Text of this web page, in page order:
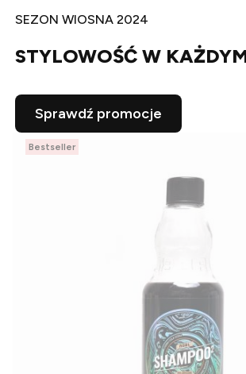
SEZON WIOSNA 2024
STYLOWOŚĆ W
Sprawdź promocje
Bestseller